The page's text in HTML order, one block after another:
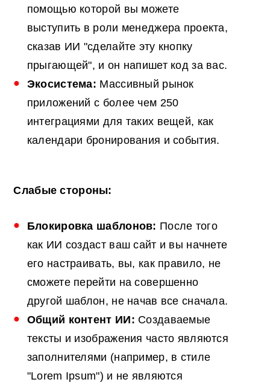
помощью которой вы можете
выступить в роли менеджера проекта,
сказав ИИ "сделайте эту кнопку
прыгающей", и он напишет код за вас.
Экосистема: Массивный рынок
приложений с более чем 250
интеграциями для таких вещей, как
календари бронирования и события.
Слабые стороны:
Блокировка шаблонов: После того
как ИИ создаст ваш сайт и вы начнете
его настраивать, вы, как правило, не
сможете перейти на совершенно
другой шаблон, не начав все сначала.
Общий контент ИИ: Создаваемые
тексты и изображения часто являются
заполнителями (например, в стиле
"Lorem Ipsum") и не являются